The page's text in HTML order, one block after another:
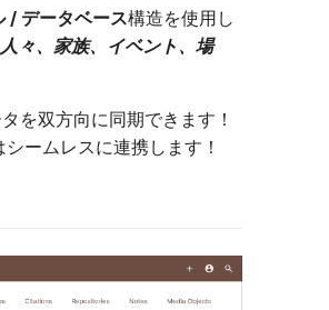
/ データベース構造を使用し
人々、家族、イベント、場
を双方向に同期できます！
ームレスに連携します！